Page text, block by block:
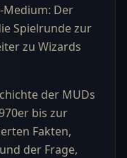
Medium: Der
Spielrunde zur
zu Wizards
der MUDs
bis zur
Fakten,
der Frage,